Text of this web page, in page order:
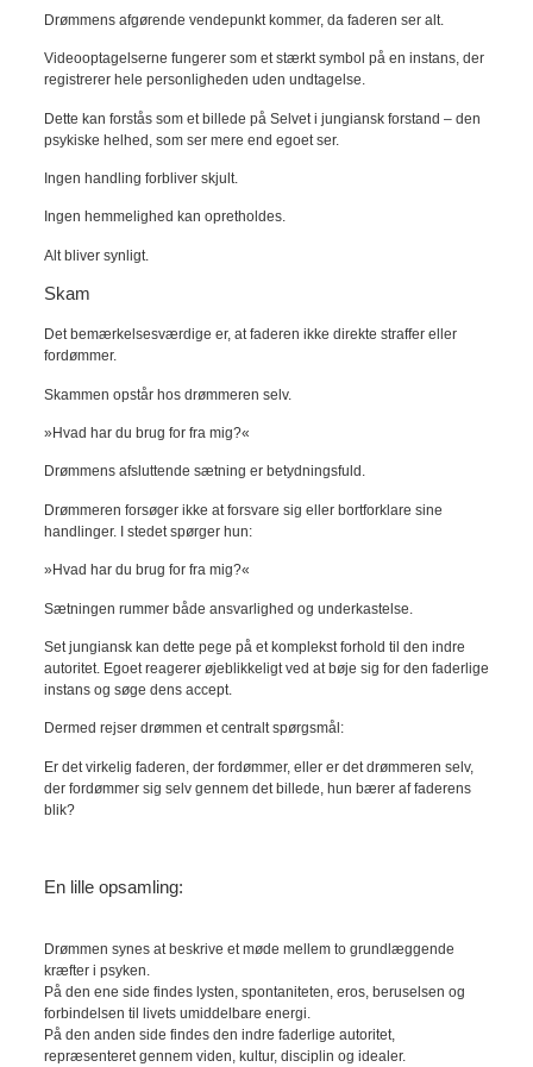
Drømmens afgørende vendepunkt kommer, da faderen ser alt.
Videooptagelserne fungerer som et stærkt symbol på en instans, der
registrerer hele personligheden uden undtagelse.
Dette kan forstås som et billede på Selvet i jungiansk forstand – den
psykiske helhed, som ser mere end egoet ser.
Ingen handling forbliver skjult.
Ingen hemmelighed kan opretholdes.
Alt bliver synligt.
Skam
Det bemærkelsesværdige er, at faderen ikke direkte straffer eller
fordømmer.
Skammen opstår hos drømmeren selv.
»Hvad har du brug for fra mig?«
Drømmens afsluttende sætning er betydningsfuld.
Drømmeren forsøger ikke at forsvare sig eller bortforklare sine
handlinger. I stedet spørger hun:
»Hvad har du brug for fra mig?«
Sætningen rummer både ansvarlighed og underkastelse.
Set jungiansk kan dette pege på et komplekst forhold til den indre
autoritet. Egoet reagerer øjeblikkeligt ved at bøje sig for den faderlige
instans og søge dens accept.
Dermed rejser drømmen et centralt spørgsmål:
Er det virkelig faderen, der fordømmer, eller er det drømmeren selv,
der fordømmer sig selv gennem det billede, hun bærer af faderens
blik?
En lille opsamling:
Drømmen synes at beskrive et møde mellem to grundlæggende
kræfter i psyken.
På den ene side findes lysten, spontaniteten, eros, beruselsen og
forbindelsen til livets umiddelbare energi.
På den anden side findes den indre faderlige autoritet,
repræsenteret gennem viden, kultur, disciplin og idealer.